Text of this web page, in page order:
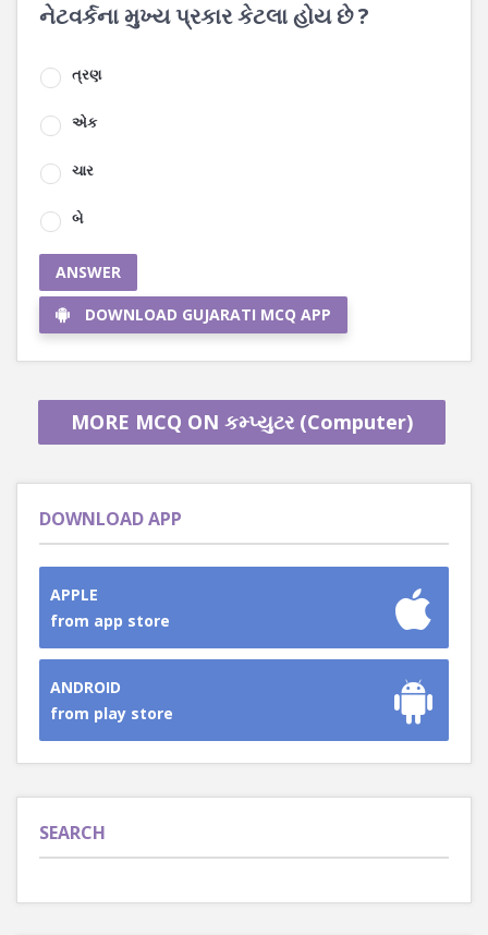
નેટવર્કના મુખ્ય પ્રકાર કેટલા હોય છે ?
ત્રણ
એક
ચાર
બે
ANSWER
DOWNLOAD GUJARATI MCQ APP
MORE MCQ ON કમ્પ્યુટર (Computer)
DOWNLOAD APP
APPLE
from app store
ANDROID
from play store
SEARCH